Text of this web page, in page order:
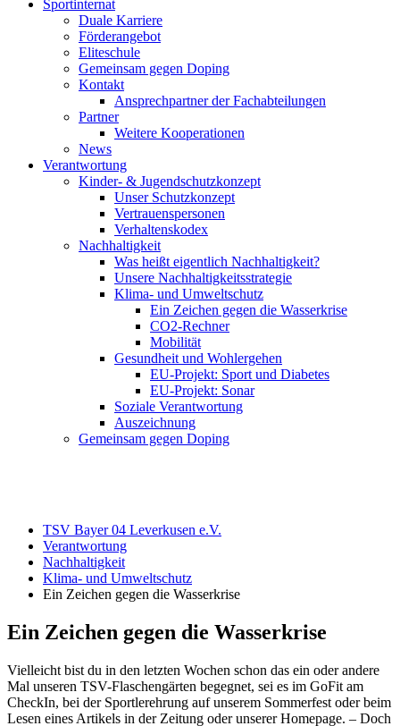
Sportinternat
Duale Karriere
Förderangebot
Eliteschule
Gemeinsam gegen Doping
Kontakt
Ansprechpartner der Fachabteilungen
Partner
Weitere Kooperationen
News
Verantwortung
Kinder- & Jugendschutzkonzept
Unser Schutzkonzept
Vertrauenspersonen
Verhaltenskodex
Nachhaltigkeit
Was heißt eigentlich Nachhaltigkeit?
Unsere Nachhaltigkeitsstrategie
Klima- und Umweltschutz
Ein Zeichen gegen die Wasserkrise
CO2-Rechner
Mobilität
Gesundheit und Wohlergehen
EU-Projekt: Sport und Diabetes
EU-Projekt: Sonar
Soziale Verantwortung
Auszeichnung
Gemeinsam gegen Doping
TSV Bayer 04 Leverkusen e.V.
Verantwortung
Nachhaltigkeit
Klima- und Umweltschutz
Ein Zeichen gegen die Wasserkrise
Ein Zeichen gegen die Wasserkrise
Vielleicht bist du in den letzten Wochen schon das ein oder andere
Mal unseren TSV-Flaschengärten begegnet, sei es im GoFit am
CheckIn, bei der Sportlerehrung auf unserem Sommerfest oder beim
Lesen eines Artikels in der Zeitung oder unserer Homepage. – Doch